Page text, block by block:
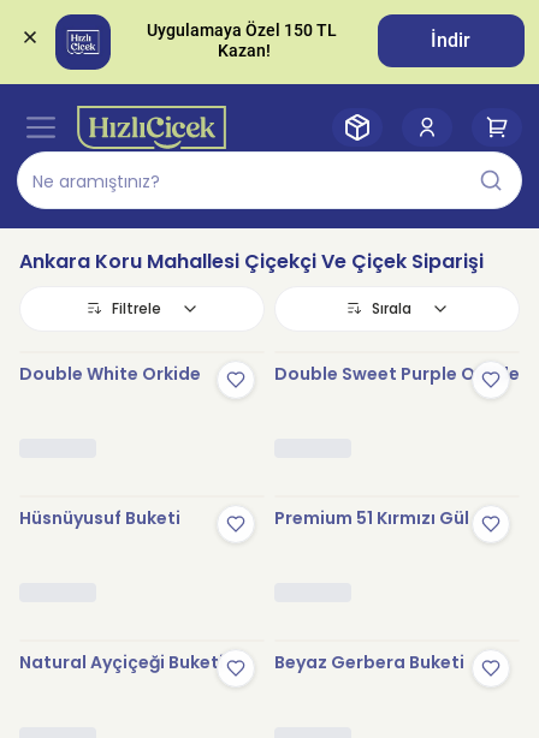
Uygulamaya Özel 150 TL
İndir
Ankara Koru Mahallesi Çiçekçi Ve Çiçek Siparişi
Filtrele Sırala
Double White Orkide Double Sweet Purple Orkide
Hüsnüyusuf Buketi Premium 51 Kırmızı Gül
Natural Ayçiçeği Buketi Beyaz Gerbera Buketi